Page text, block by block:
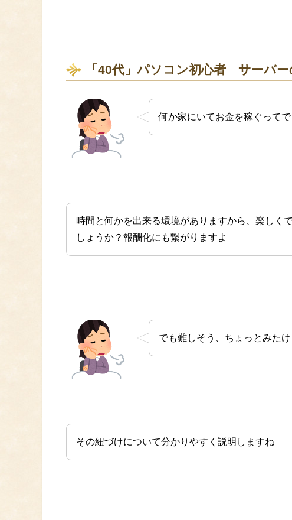
「40代」パソコン初心者 サーバ
何か家にいてお金を稼ぐって
時間と何かを出来る環境がありますから、楽しく
しょうか？報酬化にも繋がりますよ
でも難しそう、ちょっとみた
その紐づけについて分かりやすく説明しますね